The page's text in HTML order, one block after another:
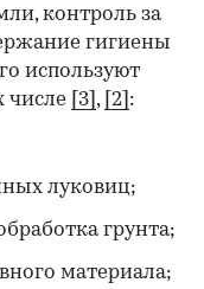
контроль за
гигиены
используют
числе
[3] , [2] :
луковиц;
грунта;
материала;